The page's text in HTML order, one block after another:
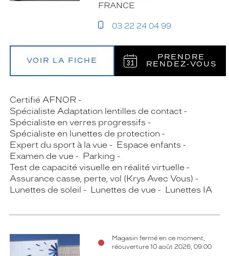
FRANCE
03 22 24 04 99
VOIR LA FICHE
PRENDRE
RENDEZ‑VOUS
Certifié AFNOR
Spécialiste Adaptation lentilles de contact
Spécialiste en verres progressifs
Spécialiste en lunettes de protection
Expert du sport à la vue
Espace enfants
Examen de vue
Parking
Test de capacité visuelle en réalité virtuelle
Assurance casse, perte, vol (Krys Avec Vous)
Lunettes de soleil
Lunettes de vue Lunettes IA
Magasin fermé en ce moment,
réouverture 10 août 2026, 09:00